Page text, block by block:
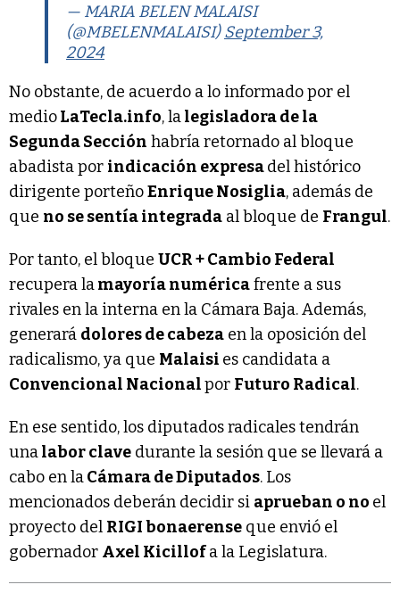
— MARIA BELEN MALAISI
(@MBELENMALAISI)September 3,
2024
No obstante, de acuerdo a lo informado por el
medioLaTecla.info, lalegisladora de la
Segunda Sección habría retornado al bloque
abadista por indicación expresadel histórico
dirigente porteñoEnrique Nosiglia, además de
que no se sentía integrada al bloque de Frangul.
Por tanto, el bloque UCR + Cambio Federal
recupera lamayoría numéricafrente a sus
rivales en la interna en la Cámara Baja. Además,
generará dolores de cabeza en la oposición del
radicalismo, ya que Malaisi es candidata a
Convencional Nacionalpor Futuro Radical.
En ese sentido, los diputados radicales tendrán
unalabor clave durante la sesión que se llevará a
cabo en laCámara de Diputados. Los
mencionados deberán decidir si aprueban o no el
proyecto del RIGI bonaerense que envió el
gobernador Axel Kicillofa la Legislatura.